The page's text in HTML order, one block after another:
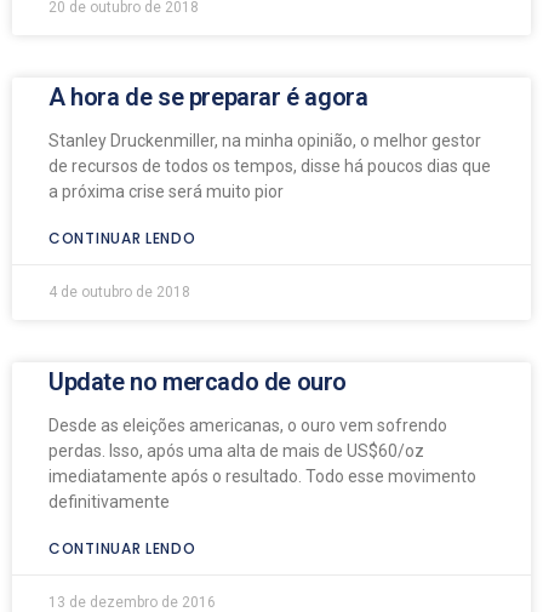
20 de outubro de 2018
A hora de se preparar é agora
Stanley Druckenmiller, na minha opinião, o melhor gestor
de recursos de todos os tempos, disse há poucos dias que
a próxima crise será muito pior
CONTINUAR LENDO
4 de outubro de 2018
Update no mercado de ouro
Desde as eleições americanas, o ouro vem sofrendo
perdas. Isso, após uma alta de mais de US$60/oz
imediatamente após o resultado. Todo esse movimento
definitivamente
CONTINUAR LENDO
13 de dezembro de 2016